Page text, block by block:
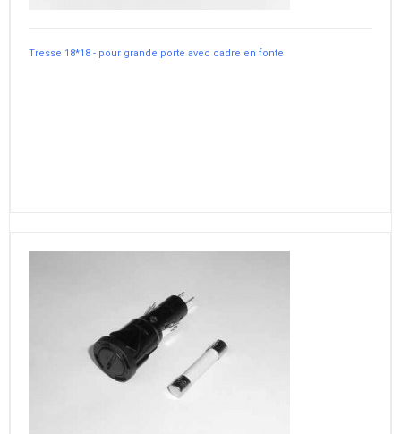
Tresse 18*18 - pour grande porte avec cadre en fonte